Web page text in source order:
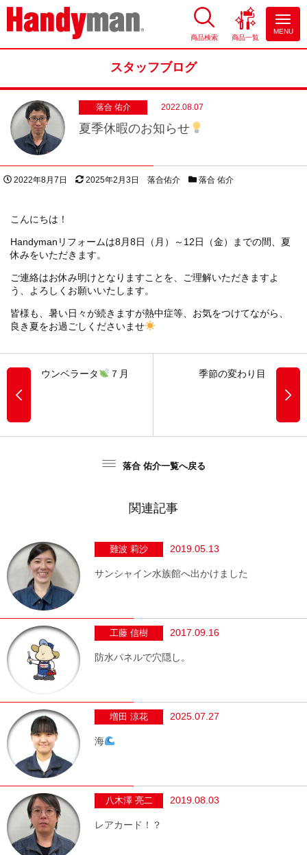
お風呂やキッチンのリフォーム
商品検索 商品一覧
MENU
スタッフブログ
落合 佑介 2022.08.07
夏季休暇のお知らせ
投稿日
2022年8月7日 更新日
2025年2月3日 著者
落合佑介 スタッフブログカテゴリー
落合 佑介
こんにちは！
Handymanリフォームは8月8日（月）～12日（金）までの間、夏
休みをいただきます。
ご連絡はお休み明けとなりますことを、ご理解いただきますよ
う、よろしくお願いいたします。
皆様も、暑い日々が続きますが熱中症等、お気をつけてながら、
良き夏をお過ごしくださいませ
ウンベラータ ７月 季節の変わり目
落合 佑介一覧へ戻る
関連記事
難波 莉沙 2019.05.13
サンシャイン水族館へ出かけました
工藤 信樹 2017.09.16
防水パネルで穴隠し。
増田 涼花 2025.07.27
海
八木澤 亮二 2019.08.03
レアカード！？